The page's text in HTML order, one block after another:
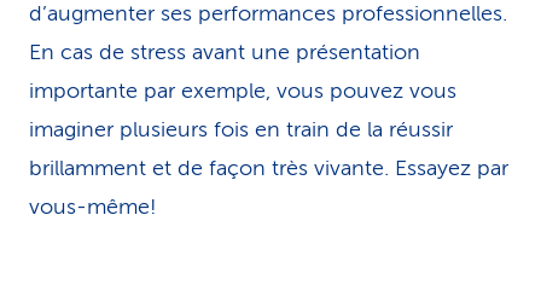
d’augmenter ses performances professionnelles.
En cas de stress avant une présentation
importante par exemple, vous pouvez vous
imaginer plusieurs fois en train de la réussir
brillamment et de façon très vivante. Essayez par
vous-même!